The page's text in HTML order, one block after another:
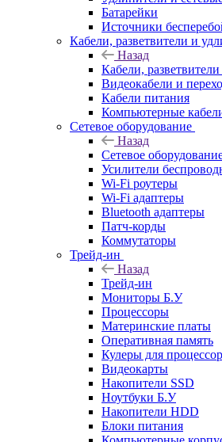
Батарейки
Источники
Кабели, разветвители и
Назад
Кабели,
Видеокабели и
Кабели питания
Компьютерные
Сетевое оборудование
Назад
Сетевое
Усилители
Wi-Fi роутеры
Wi-Fi адаптеры
Bluetooth адаптеры
Патч-корды
Коммутаторы
Трейд-ин
Назад
Трейд-ин
Мониторы Б.У
Процессоры
Материнские платы
Оперативная память
Кулеры для
Видеокарты
Накопители SSD
Ноутбуки Б.У
Накопители HDD
Блоки питания